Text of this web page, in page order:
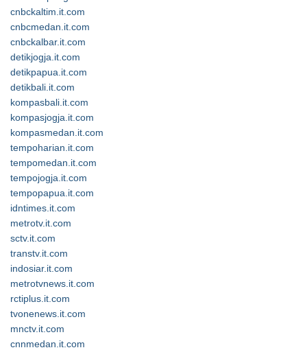
cnbckaltim.it.com
cnbcmedan.it.com
cnbckalbar.it.com
detikjogja.it.com
detikpapua.it.com
detikbali.it.com
kompasbali.it.com
kompasjogja.it.com
kompasmedan.it.com
tempoharian.it.com
tempomedan.it.com
tempojogja.it.com
tempopapua.it.com
idntimes.it.com
metrotv.it.com
sctv.it.com
transtv.it.com
indosiar.it.com
metrotvnews.it.com
rctiplus.it.com
tvonenews.it.com
mnctv.it.com
cnnmedan.it.com